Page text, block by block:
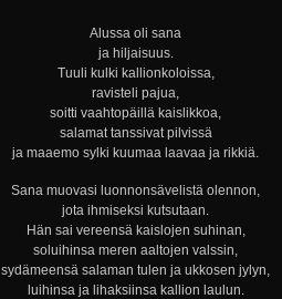
Alussa oli sana
ja hiljaisuus.
Tuuli kulki kallionkoloissa,
ravisteli pajua,
soitti vaahtopäillä kaislikkoa,
salamat tanssivat pilvissä
ja maaemo sylki kuumaa laavaa ja rikkiä.
Sana muovasi luonnonsävelistä olennon,
jota ihmiseksi kutsutaan.
Hän sai vereensä kaislojen suhinan,
soluihinsa meren aaltojen valssin,
sydämeensä salaman tulen ja ukkosen jylyn,
luihinsa ja lihaksiinsa kallion laulun.